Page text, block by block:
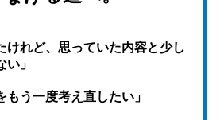
けれど、思っていた内容と少し
」
もう一度考え直したい」